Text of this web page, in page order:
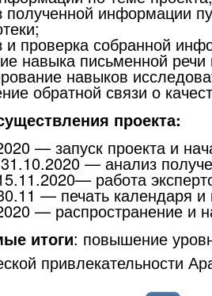
полученной информации
и проверка собранной
навыка письменной
навыков
обратной связи о
проекта:
— запуск проекта и
— анализ
работа
— печать календаря и
— распространение и
итоги: повышение
привлекательности